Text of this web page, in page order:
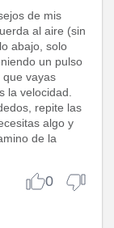
de mis
al aire (sin
abajo, solo
un pulso
que vayas
la velocidad.
repite las
algo y
de la
0